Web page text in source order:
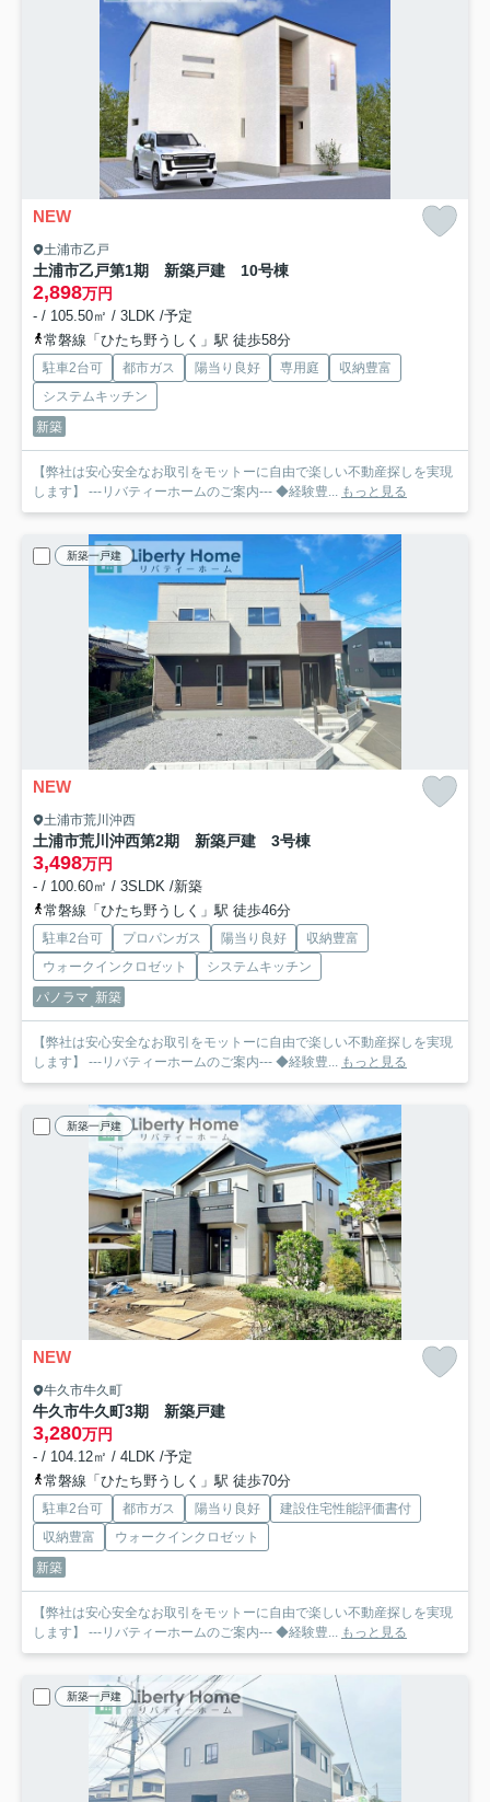
NEW
土浦市乙戸
土浦市乙戸第1期 新築戸建 10号棟
2,898万円
- / 105.50㎡ / 3LDK /予定
常磐線「ひたち野うしく」駅 徒歩58分
駐車2台可 都市ガス 陽当り良好 専用庭
収納豊富
システムキッチン
新築
【弊社は安心安全なお取引をモットーに自由で楽しい不動産探しを実現
します】 ---リバティーホームのご案内--- ◆経験豊... もっと見る
新築一戸建
NEW
土浦市荒川沖西
土浦市荒川沖西第2期 新築戸建 3号棟
3,498万円
- / 100.60㎡ / 3SLDK /新築
常磐線「ひたち野うしく」駅 徒歩46分
駐車2台可 プロパンガス 陽当り良好
収納豊富
ウォークインクロゼット
システムキッチン
パノラマ 新築
【弊社は安心安全なお取引をモットーに自由で楽しい不動産探しを実現
します】 ---リバティーホームのご案内--- ◆経験豊... もっと見る
新築一戸建
NEW
牛久市牛久町
牛久市牛久町3期 新築戸建
3,280万円
- / 104.12㎡ / 4LDK /予定
常磐線「ひたち野うしく」駅 徒歩70分
駐車2台可 都市ガス 陽当り良好
建設住宅性能評価書付
収納豊富
ウォークインクロゼット
新築
【弊社は安心安全なお取引をモットーに自由で楽しい不動産探しを実現
します】 ---リバティーホームのご案内--- ◆経験豊... もっと見る
新築一戸建